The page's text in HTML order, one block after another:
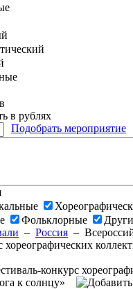
в рублях
Подобрать мероприятие
Фольклорные
– Россия –
хореографических
конкурс
к солнцу»